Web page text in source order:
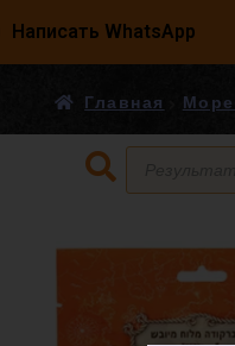
Написать WhatsApp
Главная